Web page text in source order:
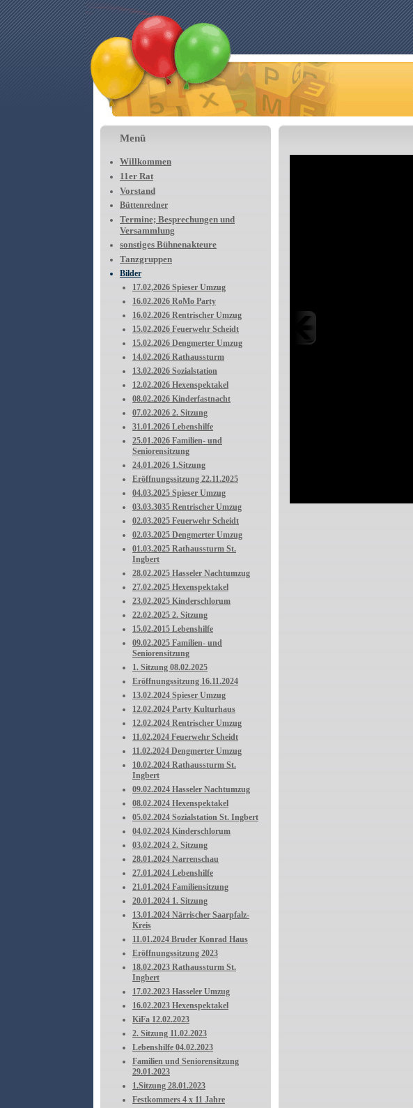
Menü
Willkommen
11er Rat
Vorstand
Büttenredner
Termine; Besprechungen und
Versammlung
sonstiges Bühnenakteure
Tanzgruppen
Bilder
17.02,2026 Spieser Umzug
16.02.2026 RoMo Party
16.02.2026 Rentrischer Umzug
15.02.2026 Feuerwehr Scheidt
15.02.2026 Dengmerter Umzug
14.02.2026 Rathaussturm
13.02.2026 Sozialstation
12.02.2026 Hexenspektakel
08.02.2026 Kinderfastnacht
07.02.2026 2. Sitzung
31.01.2026 Lebenshilfe
25.01.2026 Familien- und
Seniorensitzung
24.01.2026 1.Sitzung
Eröffnungssitzung 22.11.2025
04.03.2025 Spieser Umzug
03.03.3035 Rentrischer Umzug
02.03.2025 Feuerwehr Scheidt
02.03.2025 Dengmerter Umzug
01.03.2025 Rathaussturm St.
Ingbert
28.02.2025 Hasseler Nachtumzug
27.02.2025 Hexenspektakel
23.02.2025 Kinderschlorum
22.02.2025 2. Sitzung
15.02.2015 Lebenshilfe
09.02.2025 Familien- und
Seniorensitzung
1. Sitzung 08.02.2025
Eröffnungssitzung 16.11.2024
13.02.2024 Spieser Umzug
12.02.2024 Party Kulturhaus
12.02.2024 Rentrischer Umzug
11.02.2024 Feuerwehr Scheidt
11.02.2024 Dengmerter Umzug
10.02.2024 Rathaussturm St.
Ingbert
09.02.2024 Hasseler Nachtumzug
08.02.2024 Hexenspektakel
05.02.2024 Sozialstation St. Ingbert
04.02.2024 Kinderschlorum
03.02.2024 2. Sitzung
28.01.2024 Narrenschau
27.01.2024 Lebenshilfe
21.01.2024 Familiensitzung
20.01.2024 1. Sitzung
13.01.2024 Närrischer Saarpfalz-
Kreis
11.01.2024 Bruder Konrad Haus
Eröffnungssitzung 2023
18.02.2023 Rathaussturm St.
Ingbert
17.02.2023 Hasseler Umzug
16.02.2023 Hexenspektakel
KiFa 12.02.2023
2. Sitzung 11.02.2023
Lebenshilfe 04.02.2023
Familien und Seniorensitzung
29.01.2023
1.Sitzung 28.01.2023
Festkommers 4 x 11 Jahre